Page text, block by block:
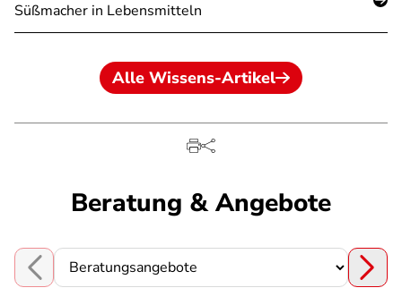
Süßmacher in Lebensmitteln
Alle Wissens-Artikel
Beratung & Angebote
Choose a section